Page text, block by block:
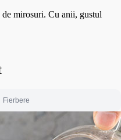
mirosuri. Cu anii, gustul
Fierbere